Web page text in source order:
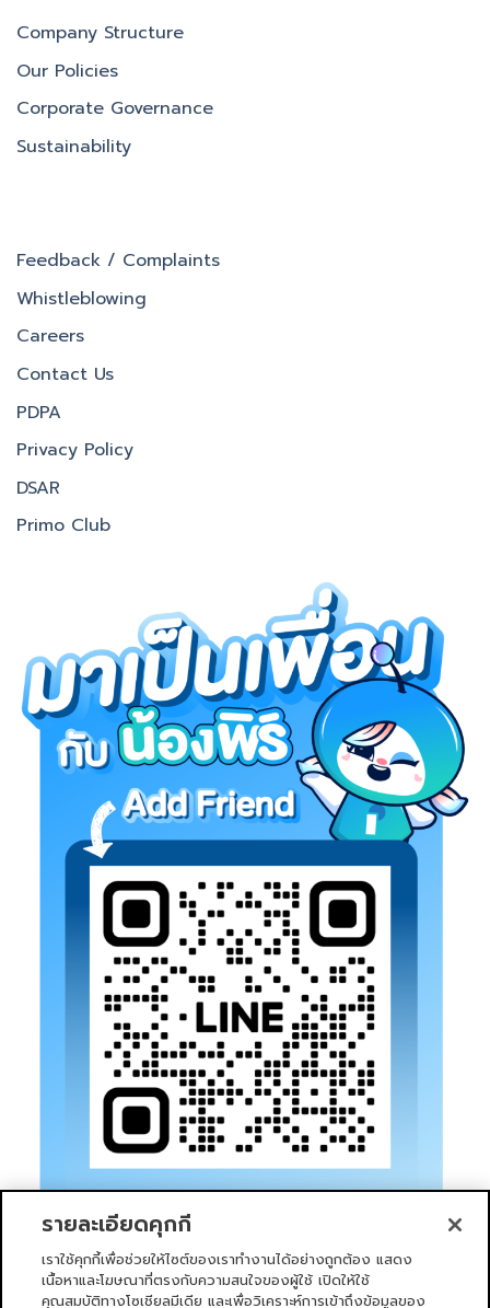
Company Structure
Our Policies
Corporate Governance
Sustainability
Feedback / Complaints
Whistleblowing
Careers
Contact Us
PDPA
Privacy Policy
DSAR
Primo Club
รายละเอียดคุกกี้
เราใช้คุกกี้เพื่อช่วยให้ไซต์ของเราทำงานได้อย่างถูกต้อง แสดง
เนื้อหาและโฆษณาที่ตรงกับความสนใจของผู้ใช้ เปิดให้ใช้
คุณสมบัติทางโซเชียลมีเดีย และเพื่อวิเคราะห์การเข้าถึงข้อมูลของ